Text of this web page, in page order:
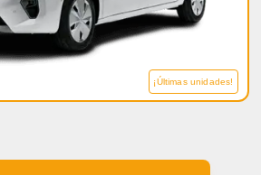
¡Últimas unidades!